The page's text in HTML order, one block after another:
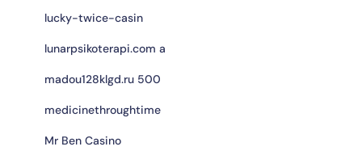
lucky-twice-casin
lunarpsikoterapi.com a
madou128klgd.ru 500
medicinethroughtime
Mr Ben Casino